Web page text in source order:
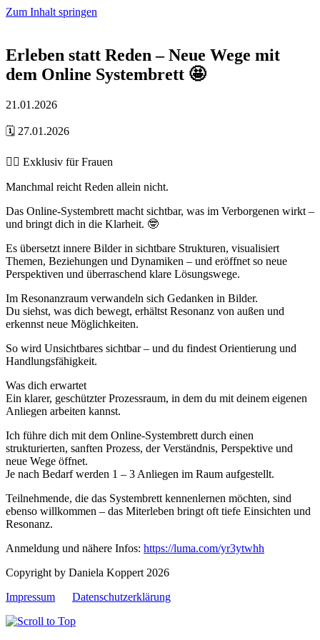
Zum Inhalt springen
Erleben statt Reden – Neue Wege mit
dem Online Systembrett 🤩
21.01.2026
🗓️ 27.01.2026
👉🏼 Exklusiv für Frauen
​Manchmal reicht Reden allein nicht.
​Das Online-Systembrett macht sichtbar, was im Verborgenen wirkt –
und bringt dich in die Klarheit. 🤓
​Es übersetzt innere Bilder in sichtbare Strukturen, visualisiert
Themen, Beziehungen und Dynamiken – und eröffnet so neue
Perspektiven und überraschend klare Lösungswege.
​Im Resonanzraum verwandeln sich Gedanken in Bilder.
​Du siehst, was dich bewegt, erhältst Resonanz von außen und
erkennst neue Möglichkeiten.
​So wird Unsichtbares sichtbar – und du findest Orientierung und
Handlungsfähigkeit.
​Was dich erwartet
​Ein klarer, geschützter Prozessraum, in dem du mit deinem eigenen
Anliegen arbeiten kannst.
​Ich führe dich mit dem Online-Systembrett durch einen
strukturierten, sanften Prozess, der Verständnis, Perspektive und
neue Wege öffnet.
​Je nach Bedarf werden 1 – 3 Anliegen im Raum aufgestellt.
​Teilnehmende, die das Systembrett kennenlernen möchten, sind
ebenso willkommen – das Miterleben bringt oft tiefe Einsichten und
Resonanz.
Anmeldung und nähere Infos: https://luma.com/yr3ytwhh
Copyright by Daniela Koppert 2026
Impressum
Datenschutzerklärung